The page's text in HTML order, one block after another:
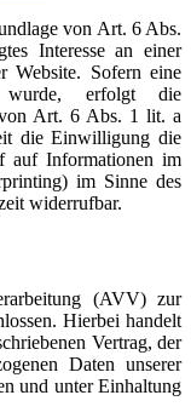
von Art. 6 Abs.
Interesse an einer
Website. Sofern eine
wurde, erfolgt die
Art. 6 Abs. 1 lit. a
die Einwilligung die
auf Informationen im
im Sinne des
widerrufbar.
(AVV) zur
Hierbei handelt
Vertrag, der
Daten unserer
und unter Einhaltung